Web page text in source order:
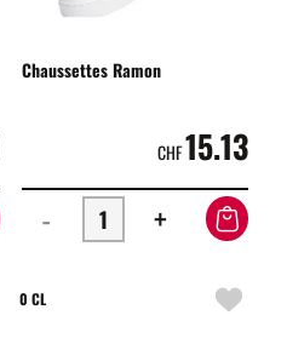
Chaussettes Ramon
CHF15.13
-
+
0 CL